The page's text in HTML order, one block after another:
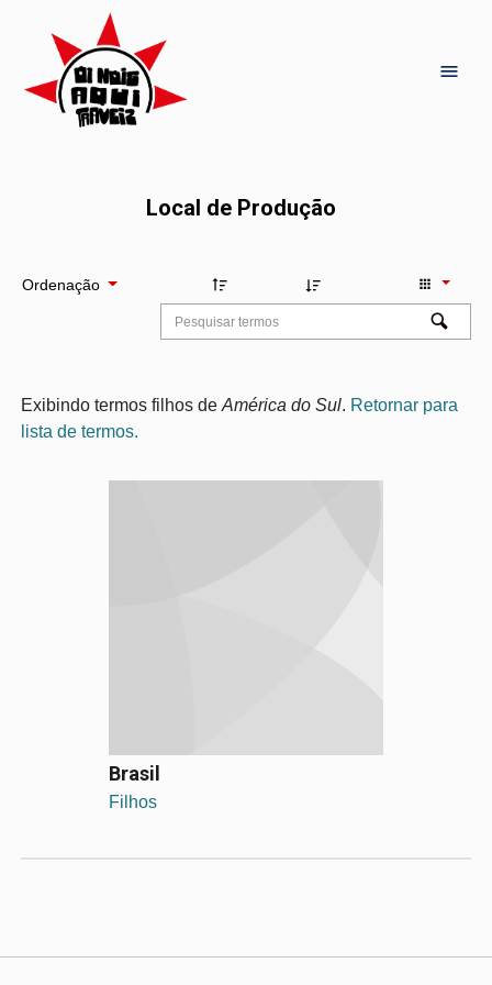
Local de Produção
Ordenação
Exibindo termos filhos de América do Sul. Retornar para
lista de termos.
Brasil
Filhos